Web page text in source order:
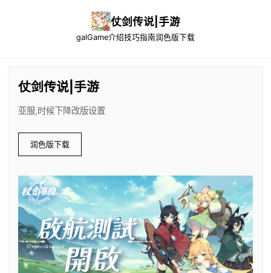
仗剑传说|手游
galGame介绍技巧指南润色版下载
仗剑传说|手游
亚服,时候下降改版设置
润色版下载